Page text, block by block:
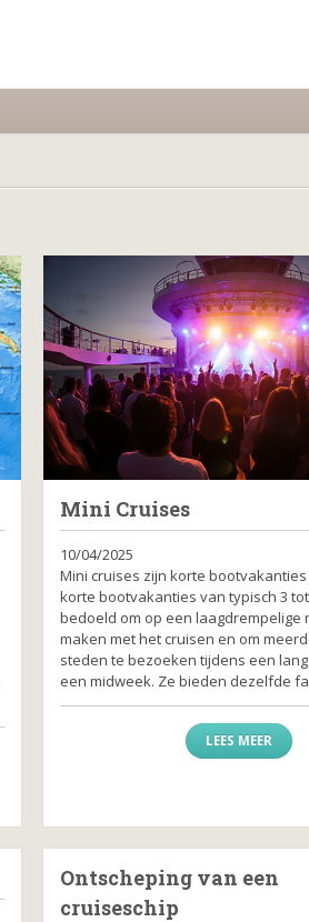
Mini Cruises
10/04/2025
Mini cruises zijn korte
korte bootvakanties van typisch 3
bedoeld om op een laagdrempelige
maken met het cruisen en om
steden te bezoeken tijdens een
een midweek. Ze bieden dezelfde
LEES MEER
Ontscheping van een
cruiseschip